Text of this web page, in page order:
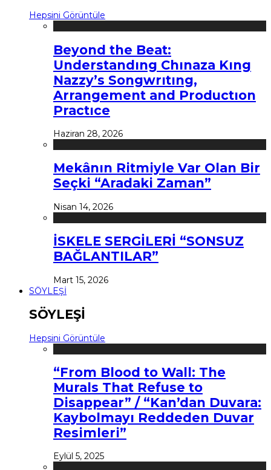
Hepsini Görüntüle
Beyond the Beat:
Understandıng Chınaza Kıng
Nazzy’s Songwrıtıng,
Arrangement and Productıon
Practıce
Haziran 28, 2026
Mekânın Ritmiyle Var Olan Bir
Seçki “Aradaki Zaman”
Nisan 14, 2026
İSKELE SERGİLERİ “SONSUZ
BAĞLANTILAR”
Mart 15, 2026
SÖYLEŞİ
SÖYLEŞİ
Hepsini Görüntüle
“From Blood to Wall: The
Murals That Refuse to
Disappear” / “Kan’dan Duvara:
Kaybolmayı Reddeden Duvar
Resimleri”
Eylül 5, 2025